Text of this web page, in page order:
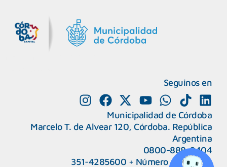
Seguinos en
Municipalidad de Córdoba
Marcelo T. de Alvear 120, Córdoba. República
Argentina
0800-888-0404
351-4285600 + Número de interno
CAPeM – Centro de Atención a Personas Migrantes y Refugiadas.